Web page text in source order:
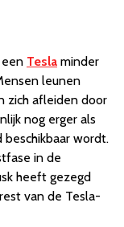
Tesla minder
leunen
zich afleiden door
nog erger als
wordt.
in de
heeft gezegd
van de Tesla-